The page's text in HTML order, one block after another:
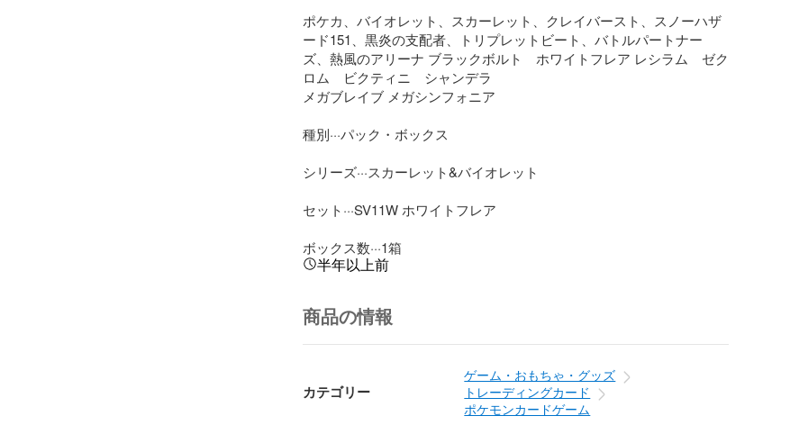
ポケカ、バイオレット、スカーレット、クレイバースト、スノーハザ
ード151、黒炎の支配者、トリプレットビート、バトルパートナー
ズ、熱風のアリーナ ブラックボルト　ホワイトフレア レシラム　ゼク
ロム　ビクティニ　シャンデラ
メガブレイブ メガシンフォニア
種別···パック・ボックス
シリーズ···スカーレット&バイオレット
セット···SV11W ホワイトフレア
ボックス数···1箱
半年以上前
商品の情報
カテゴリー
ゲーム・おもちゃ・グッズ
トレーディングカード
ポケモンカードゲーム